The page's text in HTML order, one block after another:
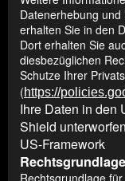
Datenerhebung
erhalten Sie in den
Dort erhalten Sie
diesbezüglichen
Schutze Ihrer
(https://
Ihre Daten in den
Shield
US-Framework
Rechtsgrundlage